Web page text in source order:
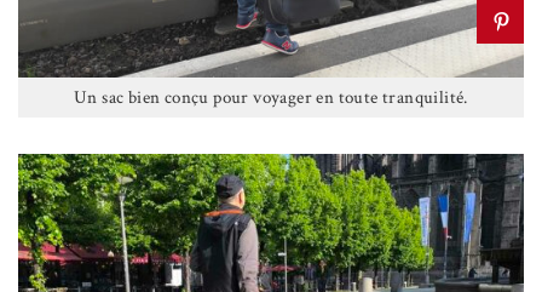
Un sac bien conçu pour voyager en toute tranquilité.